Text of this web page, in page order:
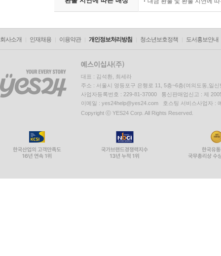
회사소개 인재채용 이용약관 개인정보처리방침 청소년보호정책 도서홍보안내
대표 : 김석환, 최세라
주소 : 서울시 영등포구 은행로 11, 5층~6층(여의도동,일신
사업자등록번호 : 229-81-37000 통신판매업신고 : 제
이메일 : yes24help@yes24.com 호스팅 서비스사업자 :
Copyright ⓒ YES24 Corp. All Rights Reserved.